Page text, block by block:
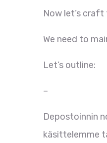
Now let’s craft
We need to
Let’s outline:
–
Depostoinnin
käsittelemme